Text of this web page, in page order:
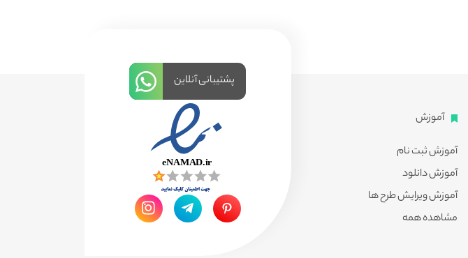
آموزش
آموزش ثبت نام
آموزش دانلود
آموزش ویرایش طرح ها
مشاهده همه
پشتیبانی آنلاین